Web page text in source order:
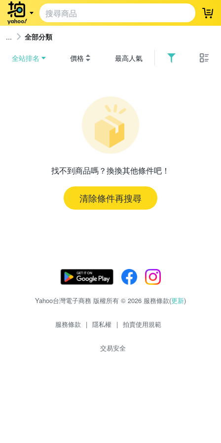
登
全部分類
全站排名 價格 最高人氣
找不到商品嗎？換換其他條件吧！
清除條件再搜尋
Yahoo台灣電子商務 版權所有 © 2026 服務條款(更新)
服務條款 | 隱私權 | 拍賣使用規範
交易安全